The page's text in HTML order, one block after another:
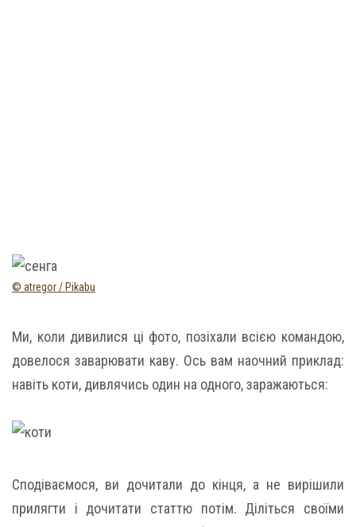
© atregor / Pikabu
Ми, коли дивилися ці фото, позіхали всією командою,
довелося заварювати каву. Ось вам наочний приклад:
навіть коти, дивлячись один на одного, заражаються:
Сподіваємося, ви дочитали до кінця, а не вирішили
прилягти і дочитати статтю потім. Діліться своїми